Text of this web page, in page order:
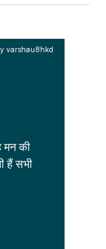
मन की
हैं सभी
varshau8hkd